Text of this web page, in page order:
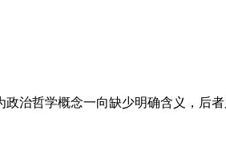
治哲学概念一向缺少明确含义，后